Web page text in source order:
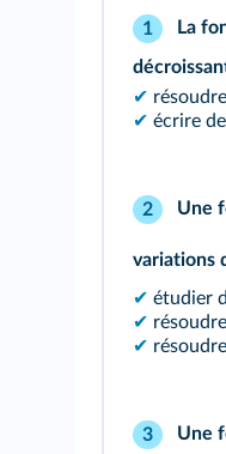
1 La
✔
✔ écrire
2 Une
variations
✔ étudier
✔
✔
3 Une